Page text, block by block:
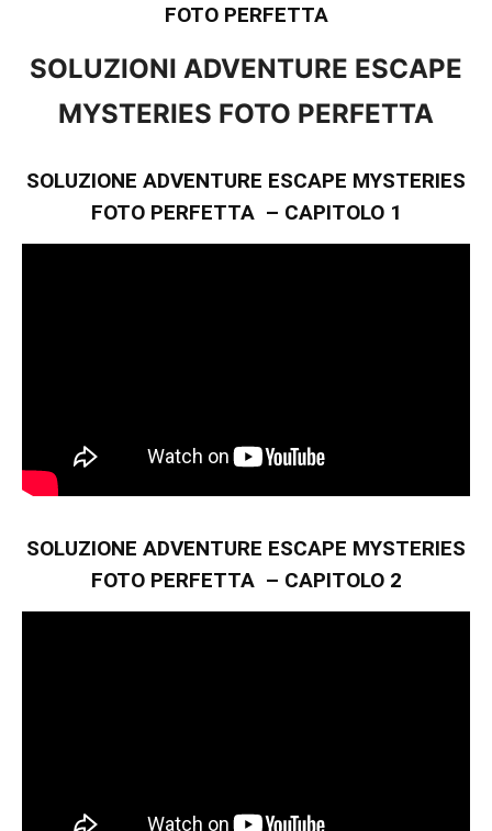
FOTO PERFETTA
SOLUZIONI ADVENTURE ESCAPE
MYSTERIES FOTO PERFETTA
SOLUZIONE ADVENTURE ESCAPE MYSTERIES
FOTO PERFETTA – CAPITOLO 1
SOLUZIONE ADVENTURE ESCAPE MYSTERIES
FOTO PERFETTA – CAPITOLO 2